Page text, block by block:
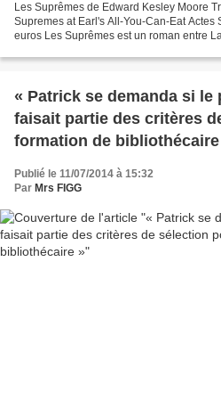
Les Suprêmes de Edward Kesley Moore
Supremes at Earl's All-You-Can-Eat Actes
euros Les Suprêmes est un roman entre
« Patrick se demanda si le
faisait partie des critères
formation de
Publié le 11/07/2014 à 15:32
Par Mrs FIGG